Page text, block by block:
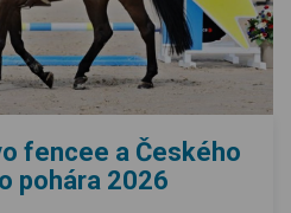
fencee a Českého
pohára 2026